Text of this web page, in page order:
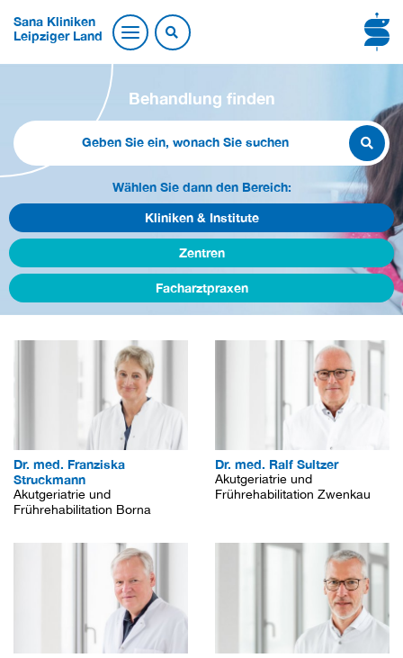
Sana Kliniken
Leipziger Land
Behandlung finden
Wählen Sie dann den Bereich:
Kliniken & Institute
Zentren
Facharztpraxen
Dr. med. Franziska
Struckmann
Akutgeriatrie und
Frührehabilitation Borna
Dr. med. Ralf Sultzer
Akutgeriatrie und
Frührehabilitation Zwenkau